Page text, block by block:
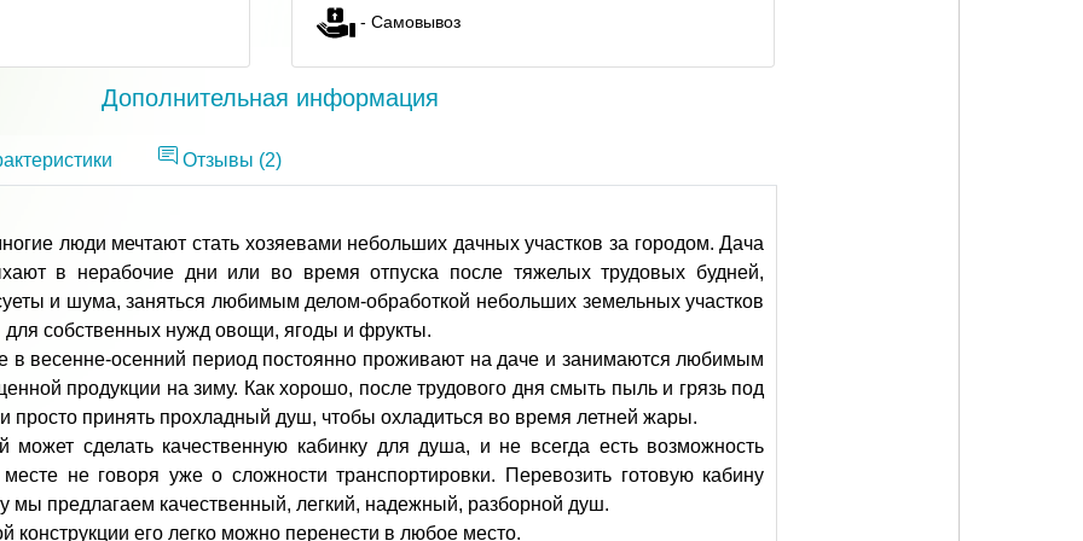
- Самовывоз
Дополнительная информация
Отзывы (2)
люди мечтают стать хозяевами небольших дачных участков за городом. Дача
в нерабочие дни или во время отпуска после тяжелых трудовых будней,
и шума, заняться любимым делом-обработкой небольших земельных участков
собственных нужд овощи, ягоды и фрукты.
в весенне-осенний период постоянно проживают на даче и занимаются любимым
продукции на зиму. Как хорошо, после трудового дня смыть пыль и грязь под
принять прохладный душ, чтобы охладиться во время летней жары.
сделать качественную кабинку для душа, и не всегда есть возможность
не говоря уже о сложности транспортировки. Перевозить готовую кабину
мы предлагаем качественный, легкий, надежный, разборной душ.
конструкции его легко можно перенести в любое место.